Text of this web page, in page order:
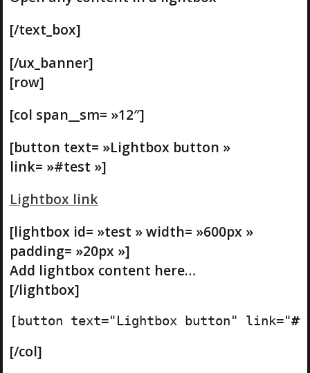
[/text_box]
[/ux_banner]
[row]
[col span__sm= »12″]
[button text= »Lightbox button »
link= »#test »]
Lightbox link
[lightbox id= »test » width= »600px »
padding= »20px »]
Add lightbox content here…
[/lightbox]
[button text="Lightbox button" link="
[/col]